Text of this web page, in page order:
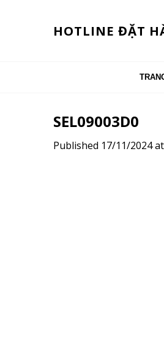
HOTLINE ĐẶT
SEL09003D0
Published 17/11/2024at